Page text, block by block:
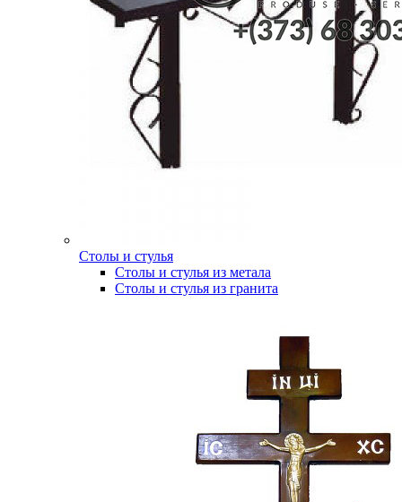
Столы и стулья
Столы и стулья из метала
Столы и стулья из гранита